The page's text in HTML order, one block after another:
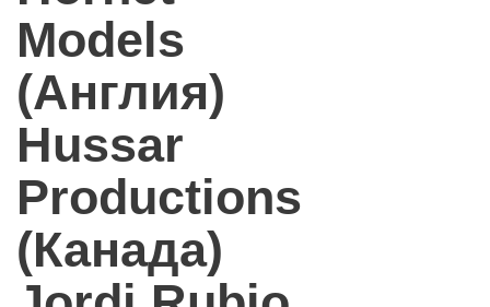
Models
(Англия)
Hussar
Productions
(Канада)